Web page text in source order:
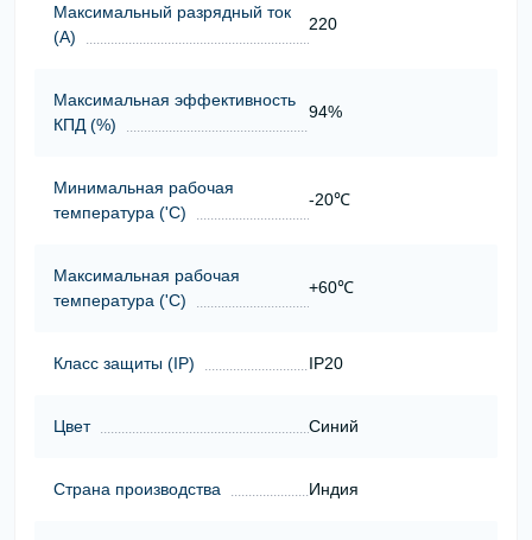
Максимальный разрядный ток
(А)
220
Максимальная эффективность
КПД (%)
94%
Минимальная рабочая
температура ('С)
-20℃
Максимальная рабочая
температура ('С)
+60℃
Класс защиты (ІР) IP20
Цвет Синий
Страна производства Индия